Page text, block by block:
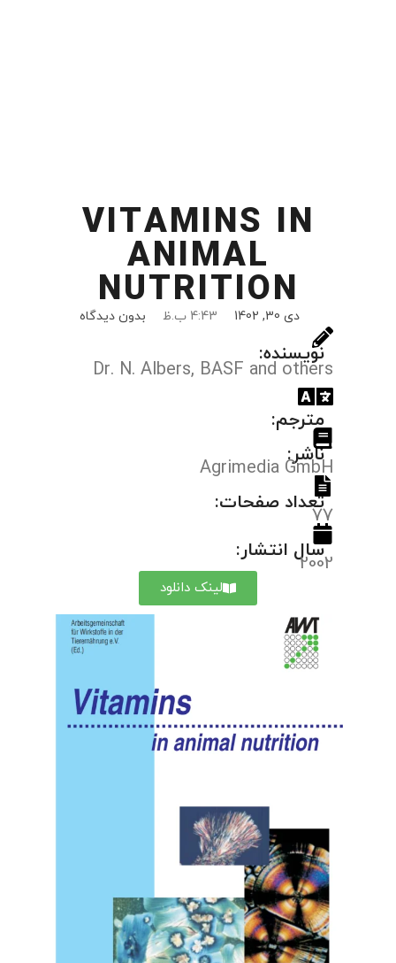
VITAMINS IN
ANIMAL
NUTRITION
دی 30, 1402 4:43 ب.ظ بدون دیدگاه
نویسنده:
Dr. N. Albers, BASF and others
مترجم:
ناشر:
Agrimedia GmbH
تعداد صفحات:
77
سال انتشار:
2002
لینک دانلود